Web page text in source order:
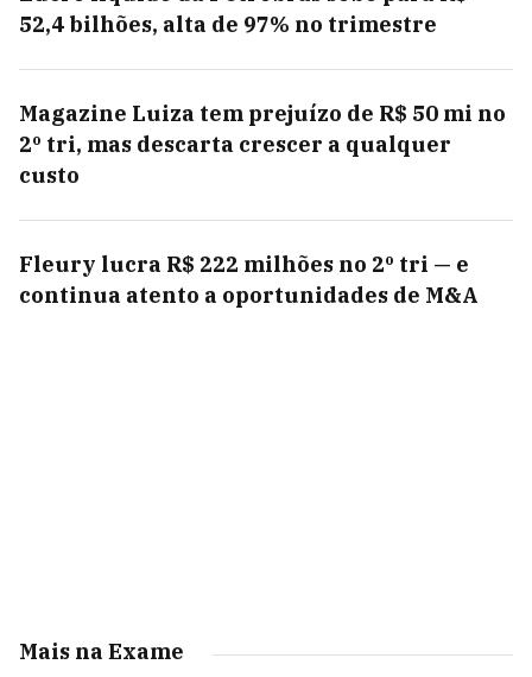
52,4 bilhões, alta de 97% no trimestre
Magazine Luiza tem prejuízo de R$ 50 mi no
2º tri, mas descarta crescer a qualquer
custo
Fleury lucra R$ 222 milhões no 2º tri — e
continua atento a oportunidades de M&A
Mais na Exame